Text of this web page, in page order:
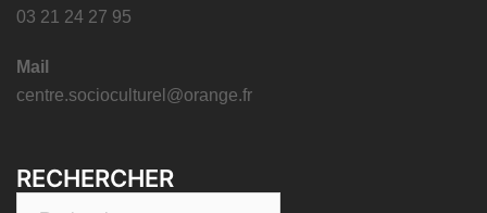
03 21 24 27 95
Mail
centre.socioculturel@orange.fr
RECHERCHER